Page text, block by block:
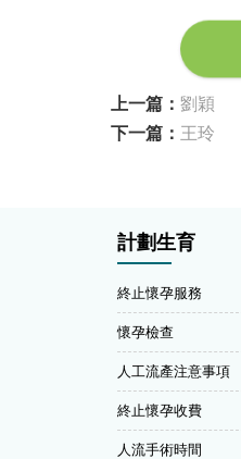
上一篇： 劉穎
下一篇： 王玲
計劃生育
終止懷孕服務
懷孕檢查
人工流產注意事項
終止懷孕收費
人流手術時間